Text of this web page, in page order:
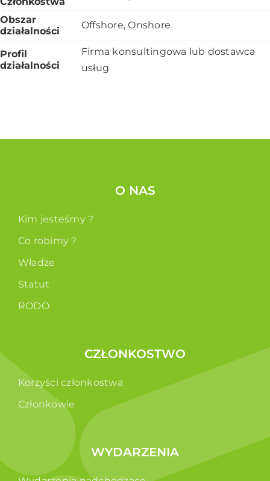
Obszar
działalności
Offshore, Onshore
Profil
działalności
Firma konsultingowa lub dostawca
usług
O NAS
Kim jesteśmy ?
Co robimy ?
Władze
Statut
RODO
CZŁONKOSTWO
Korzyści członkostwa
Członkowie
WYDARZENIA